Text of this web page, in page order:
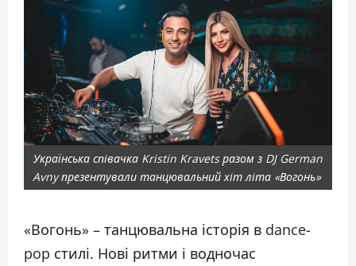
Українська співачка Kristin Kravets разом з DJ German
Avny презентували танцювальний хіт літа «Вогонь»
«Вогонь» – танцювальна історія в dance-
pop стилі. Нові ритми і водночас